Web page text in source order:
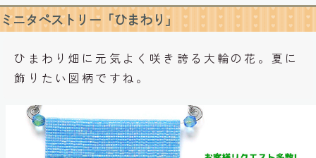
ミニタペストリー「ひまわり」
ひまわり畑に元気よく咲き誇る大輪の花。夏に
飾りたい図柄ですね。